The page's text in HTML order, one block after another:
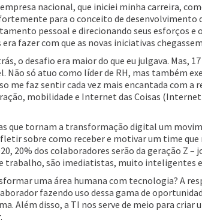
nacional, que iniciei minha carreira,
para o conceito de desenvolvimento
pessoal e direcionando seus esforços e
fazer com que as novas iniciativas
o desafio era maior do que eu julgava. Mas,
Não só atuo como líder de RH, mas também
me faz sentir cada vez mais encantada com a
mobilidade e Internet das Coisas
que tornam a transformação digital um
sobre como receber e motivar um time
20% dos colaboradores serão da geração Z
trabalho, são imediatistas, muito inteligentes
uma área humana com tecnologia? A
fazendo uso dessa gama de
Além disso, a TI nos serve de meio para criar